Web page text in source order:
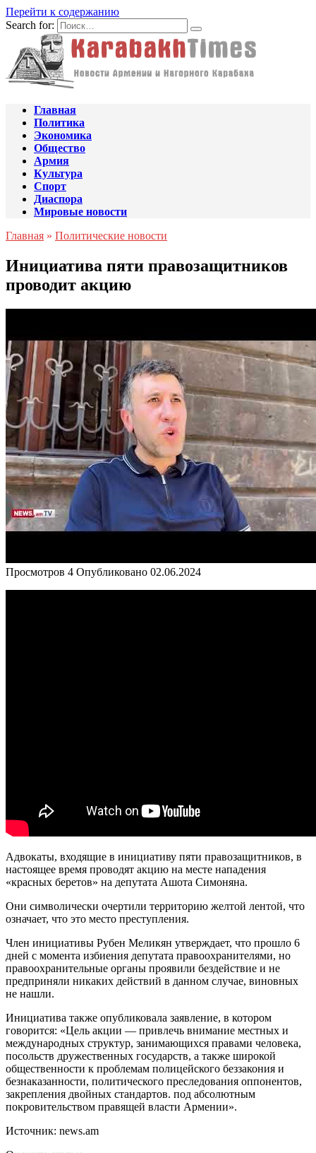
Перейти к содержанию
Search for:
Главная
Политика
Экономика
Общество
Армия
Культура
Спорт
Диаспора
Мировые новости
Главная » Политические новости
Инициатива пяти правозащитников
проводит акцию
Просмотров 4 Опубликовано 02.06.2024
Адвокаты, входящие в инициативу пяти правозащитников, в
настоящее время проводят акцию на месте нападения
«красных беретов» на депутата Ашота Симоняна.
Они символически очертили территорию желтой лентой, что
означает, что это место преступления.
Член инициативы Рубен Меликян утверждает, что прошло 6
дней с момента избиения депутата правоохранителями, но
правоохранительные органы проявили бездействие и не
предприняли никаких действий в данном случае, виновных
не нашли.
Инициатива также опубликовала заявление, в котором
говорится: «Цель акции — привлечь внимание местных и
международных структур, занимающихся правами человека,
посольств дружественных государств, а также широкой
общественности к проблемам полицейского беззакония и
безнаказанности, политического преследования оппонентов,
закрепления двойных стандартов. под абсолютным
покровительством правящей власти Армении».
Источник: news.am